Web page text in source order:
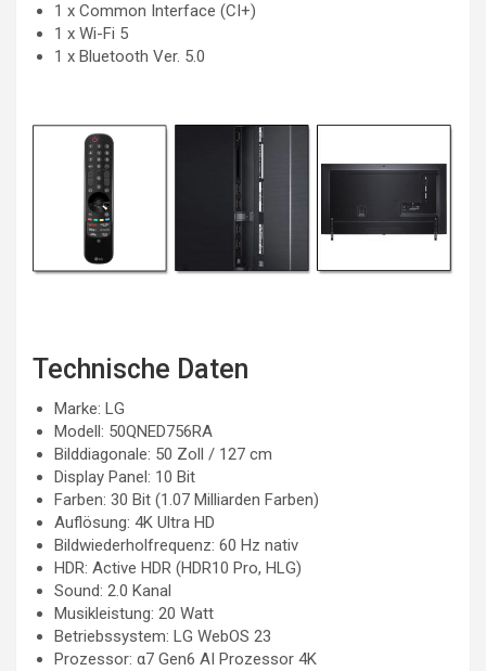
1 x Common Interface (CI+)
1 x Wi-Fi 5
1 x Bluetooth Ver. 5.0
Technische Daten
Marke: LG
Modell: 50QNED756RA
Bilddiagonale: 50 Zoll / 127 cm
Display Panel: 10 Bit
Farben: 30 Bit (1.07 Milliarden Farben)
Auflösung: 4K Ultra HD
Bildwiederholfrequenz: 60 Hz nativ
HDR: Active HDR (HDR10 Pro, HLG)
Sound: 2.0 Kanal
Musikleistung: 20 Watt
Betriebssystem: LG WebOS 23
Prozessor: α7 Gen6 AI Prozessor 4K